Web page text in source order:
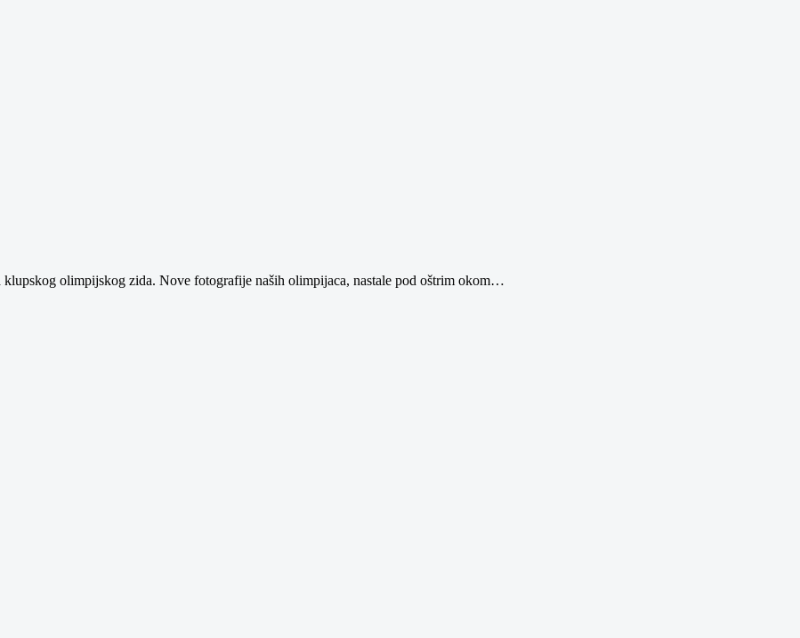
klupskog olimpijskog zida. Nove fotografije naših olimpijaca, nastale pod oštrim okom…